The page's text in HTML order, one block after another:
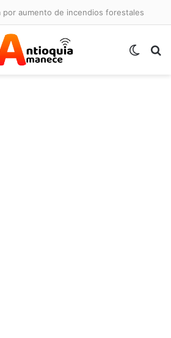
por aumento de incendios forestales